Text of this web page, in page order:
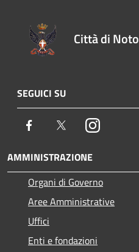
Città di Noto
SEGUICI SU
Facebook TwitterInstagram
AMMINISTRAZIONE
Organi di Governo
Aree Amministrative
Uffici
Enti e fondazioni